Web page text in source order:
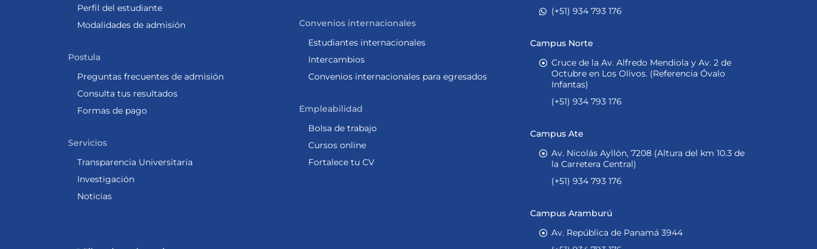
Perfil del estudiante
Modalidades de admisión
Postula
Preguntas frecuentes de admisión
Consulta tus resultados
Formas de pago
Servicios
Transparencia Universitaria
Investigación
Noticias
Convenios internacionales
Estudiantes internacionales
Intercambios
Convenios internacionales para egresados
Empleabilidad
Bolsa de trabajo
Cursos online
Fortalece tu CV
(+51) 934 793 176
Campus Norte
Cruce de la Av. Alfredo Mendiola y Av. 2 de
Octubre en Los Olivos. (Referencia Óvalo
Infantas)
(+51) 934 793 176
Campus Ate
Av. Nicolás Ayllón, 7208 (Altura del km 10.3 de
la Carretera Central)
(+51) 934 793 176
Campus Aramburú
Av. República de Panamá 3944